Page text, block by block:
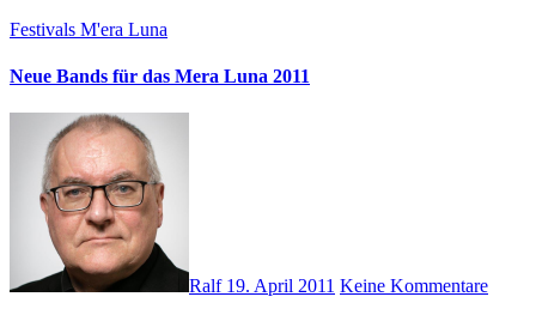
Festivals M'era Luna
Neue Bands für das Mera Luna 2011
Ralf 19. April 2011 Keine Kommentare